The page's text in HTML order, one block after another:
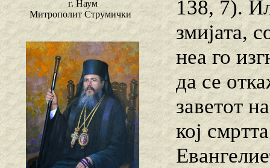
г. Наум
Митрополит Струмички
138, 7).
змијата,
неа го
да се
заветот
кој